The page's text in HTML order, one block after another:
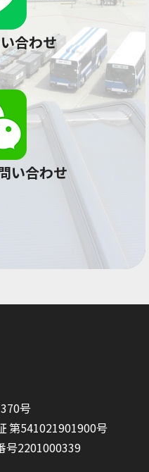
合わせ
い合わせ
号
第541021901900号
号2201000339